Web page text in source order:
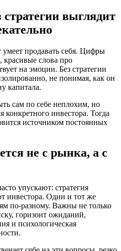
выглядит
продавать себя. Цифры
красивые слова про
на эмоции. Без стратегии
не понимая, как он
капитала.
сам по себе неплохим, но
инвестора. Тогда
источником постоянных
не с рынка, а с
упускают: стратегия
инвестора. Один и тот же
по-разному. Важны не только
горизонт ожиданий,
и психологическая